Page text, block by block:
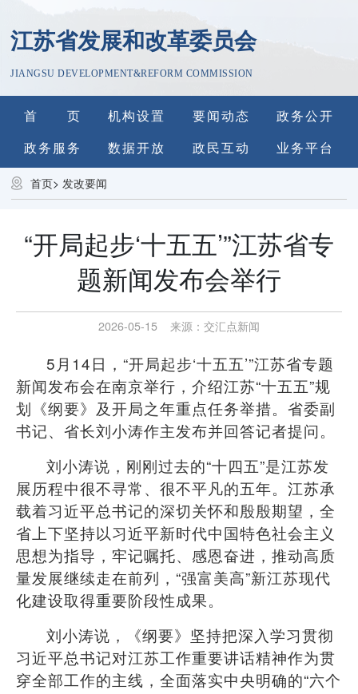
江苏省发展和改革委员会
JIANGSU DEVELOPMENT&REFORM COMMISSION
首 页 机构设置 要闻动态
政务公开
政务服务
数据开放 政民互动 业务平台
首页>发改要闻
“开局起步‘十五五’”江苏省专
题新闻发布会举行
2026-05-15 来源： 交汇点新闻
5月 14日， “开局起步‘十五五’”江苏省专题
新闻发布会在南京举行，介绍江苏“十五五”规
划《纲要》及开局之年重点任务举措。省委副
书记、省长刘小涛作主发布并回答记者提问。
刘小涛说，刚刚过去的“十四五”是江苏发
展历程中很不寻常、很不平凡的五年。江苏承
载着习近平总书记的深切关怀和殷殷期望，全
省上下坚持以习近平新时代中国特色社会主义
思想为指导，牢记嘱托、感恩奋进，推动高质
量发展继续走在前列， “强富美高”新江苏现代
化建设取得重要阶段性成果。
刘小涛说，《纲要》坚持把深入学习贯彻
习近平总书记对江苏工作重要讲话精神作为贯
穿全部工作的主线，全面落实中央明确的“六个